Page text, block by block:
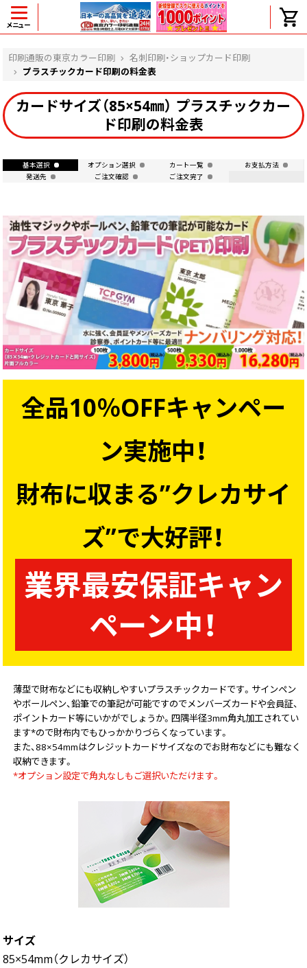
メニュー
印刷通販の東京カラー印刷
名刺印刷・ショップカード印刷
プラスチックカード印刷の料金表
カードサイズ（85×54㎜） プラスチックカー
ド印刷の料金表
基本選択 オプション選択 カート一覧
お支払方法
発送先
ご注文確認 ご注文完了
全品10％OFFキャンペー
ン実施中！
財布に収まる”クレカサイ
ズ”で大好評！
業界最安保証キャン
ペーン中！
薄型で財布などにも収納しやすいプラスチックカードです。サインペン
やボールペン、鉛筆での筆記が可能ですのでメンバーズカードや会員証、
ポイントカード等にいかがでしょうか。四隅半径3mm角丸加工されてい
ます*ので財布内でもひっかかりづらくなっています。
また、88×54mmはクレジットカードサイズなのでお財布などにも難なく
収納できます。
*オプション設定で角丸なしもご選択いただけます。
サイズ
85×54mm（クレカサイズ）
ヘルプ
よくある質問
入金・決済後、入金情報画面に反映されま
価格表にない部数の注文は可能ですか？
出荷からお届けまでの日数を教えてくださ
任意の部数単位で帯をかけて納品できま
すか？
領収書・納品書を発行は可能ですか？
初回特典の1000ポイントを使用するに
は？
見本と印刷データの比較はしてくれます
か？
画面表示操作
ユーザー登録ログイン
注文
入稿
梱包・包装
変更・キャンセル
商品別のよくある質問
折り加工